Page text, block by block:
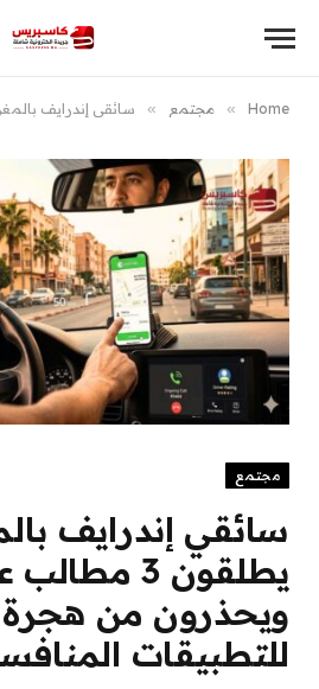
Home
» مجتمع » سائقي إندرايف بالمغرب يطلقون 3 مطالب عاجلة ويحذرون من
مجتمع
سائقي إندرايف
يطلقون 3
ويحذرون من
للتطبيقات